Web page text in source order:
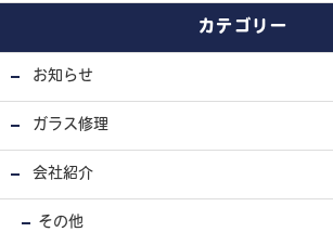
カテゴリー
お知らせ
ガラス修理
会社紹介
その他